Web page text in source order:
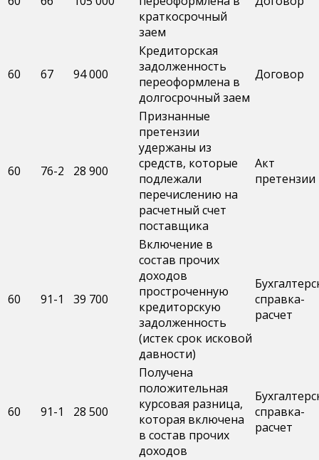
краткосрочный
заем
60 67 94 000
Кредиторская
задолженность
переоформлена в
долгосрочный заем
Договор
60 76-2 28 900
Признанные
претензии
удержаны из
средств, которые
подлежали
перечислению на
расчетный счет
поставщика
Акт
претензии
60 91-1 39 700
Включение в
состав прочих
доходов
простроченную
кредиторскую
задолженность
(истек срок исковой
давности)
справка-
расчет
60 91-1 28 500
Получена
положительная
курсовая разница,
которая включена
в состав прочих
доходов
справка-
расчет